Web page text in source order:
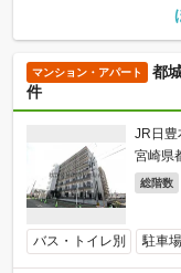
マンション・アパート
都
件
JR日豊
宮崎県
総階数
バス・トイレ別 駐車